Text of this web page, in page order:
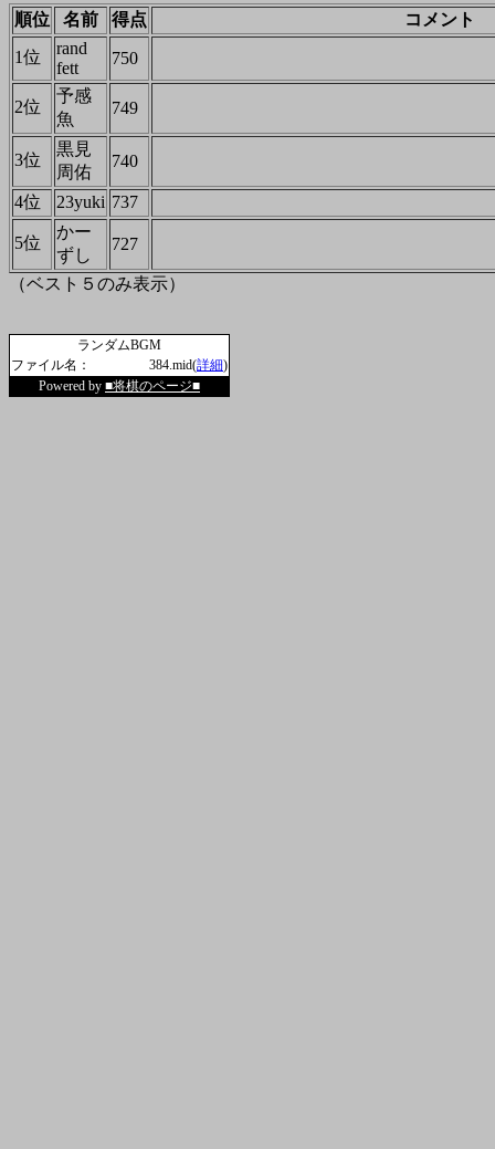
順位 名前 得点
コメント
1位
rand
fett
750
2位
予感
魚
749
3位
黒見
周佑
740
4位 23yuki 737
5位
かー
ずし
727
（ベスト５のみ表示）
ランダムBGM
ファイル名：
384.mid(詳細)
Powered by ■将棋のページ■